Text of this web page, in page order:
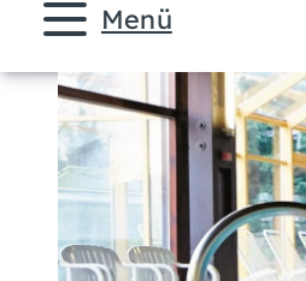
Menü